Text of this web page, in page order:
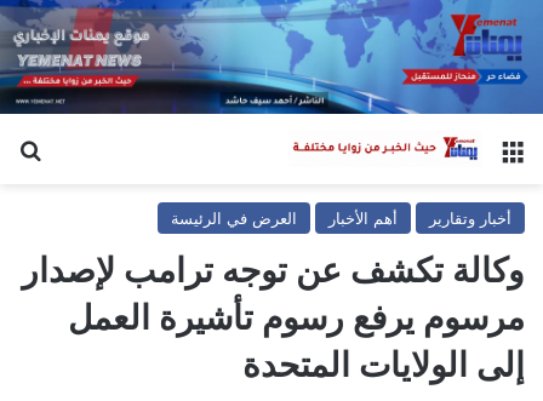
القائمة
أخبار وتقارير أهم الأخبار العرض في الرئيسة
وكالة تكشف عن توجه ترامب لإصدار
مرسوم يرفع رسوم تأشيرة العمل
إلى الولايات المتحدة